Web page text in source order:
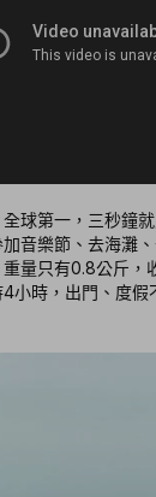
球第一，三秒鐘
音樂節、去海灘
量只有0.8公斤，
小時，出門、度假